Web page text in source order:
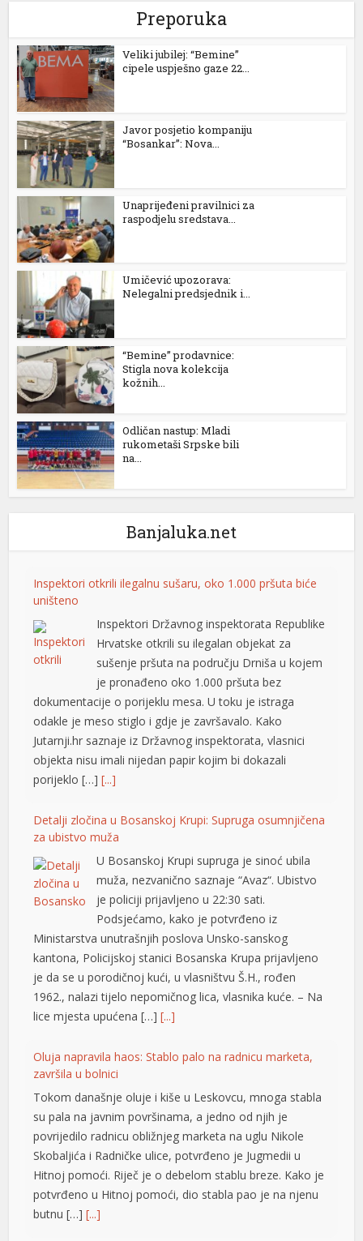
Preporuka
Veliki jubilej: “Bemine”
cipele uspješno gaze 22...
Javor posjetio kompaniju
“Bosankar”: Nova...
Unaprijeđeni pravilnici za
raspodjelu sredstava...
Umičević upozorava:
Nelegalni predsjednik i...
“Bemine” prodavnice:
Stigla nova kolekcija
kožnih...
Odličan nastup: Mladi
rukometaši Srpske bili
na...
Banjaluka.net
Inspektori otkrili ilegalnu sušaru, oko 1.000 pršuta biće
uništeno
Inspektori Državnog inspektorata Republike
Hrvatske otkrili su ilegalan objekat za
sušenje pršuta na području Drniša u kojem
je pronađeno oko 1.000 pršuta bez
dokumentacije o porijeklu mesa. U toku je istraga
odakle je meso stiglo i gdje je završavalo. Kako
Jutarnji.hr saznaje iz Državnog inspektorata, vlasnici
objekta nisu imali nijedan papir kojim bi dokazali
porijeklo […][...]
Detalji zločina u Bosanskoj Krupi: Supruga osumnjičena
za ubistvo muža
U Bosanskoj Krupi supruga je sinoć ubila
muža, nezvanično saznaje “Avaz“. Ubistvo
je policiji prijavljeno u 22:30 sati.
Podsjećamo, kako je potvrđeno iz
Ministarstva unutrašnjih poslova Unsko-sanskog
kantona, Policijskoj stanici Bosanska Krupa prijavljeno
je da se u porodičnoj kući, u vlasništvu Š.H., rođen
1962., nalazi tijelo nepomičnog lica, vlasnika kuće. – Na
lice mjesta upućena […][...]
Oluja napravila haos: Stablo palo na radnicu marketa,
završila u bolnici
Tokom današnje oluje i kiše u Leskovcu, mnoga stabla
su pala na javnim površinama, a jedno od njih je
povrijedilo radnicu obližnjeg marketa na uglu Nikole
Skobaljića i Radničke ulice, potvrđeno je Jugmedii u
Hitnoj pomoći. Riječ je o debelom stablu breze. Kako je
potvrđeno u Hitnoj pomoći, dio stabla pao je na njenu
butnu […][...]